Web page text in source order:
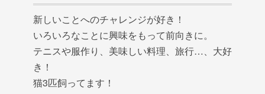
新しいことへのチャレンジが好き！
いろいろなことに興味をもって前向きに。
テニスや服作り、美味しい料理、旅行…、大好
き！
猫3匹飼ってます！